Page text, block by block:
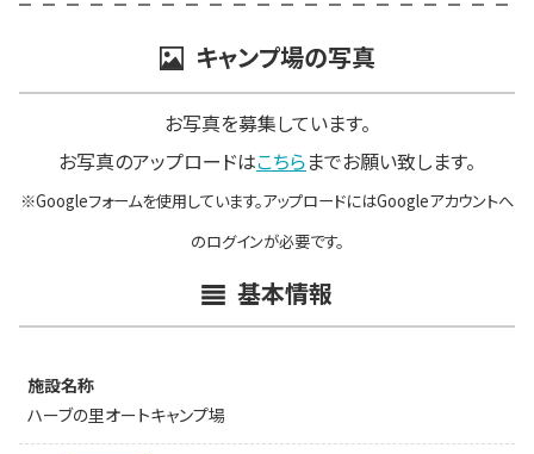
キャンプ場の写真
お写真を募集しています。
お写真のアップロードはこちらまでお願い致します。
※Googleフォームを使用しています。アップロードにはGoogleアカウントへ
のログインが必要です。
基本情報
施設名称
ハーブの里オートキャンプ場